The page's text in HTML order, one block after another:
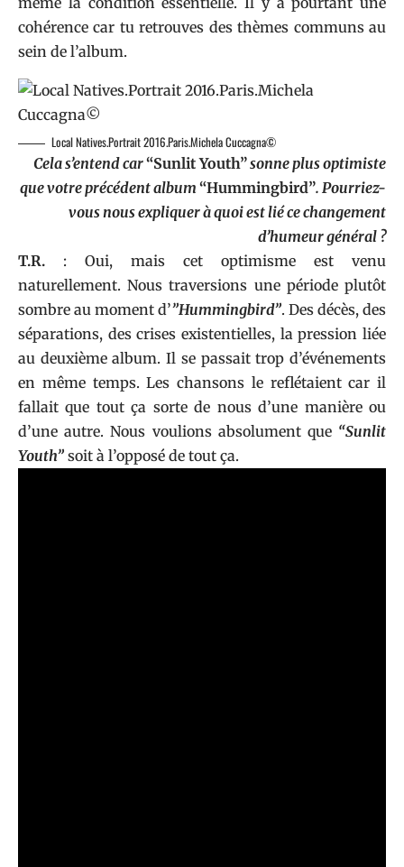
cohérence car tu retrouves des thèmes communs au
sein de l’album.
Local Natives.Portrait 2016.Paris.Michela Cuccagna©
Cela s’entend car“Sunlit Youth”sonne plus optimiste
que votre précédent album “Hummingbird”. Pourriez-
vous nous expliquer à quoi est lié ce changement
d’humeur général ?
T.R. : Oui, mais cet optimisme est venu
naturellement. Nous traversions une période plutôt
sombre au moment d’”Hummingbird”. Des décès, des
séparations, des crises existentielles, la pression liée
au deuxième album. Il se passait trop d’événements
en même temps. Les chansons le reflétaient car il
fallait que tout ça sorte de nous d’une manière ou
d’une autre. Nous voulions absolument que “Sunlit
Youth” soit à l’opposé de tout ça.